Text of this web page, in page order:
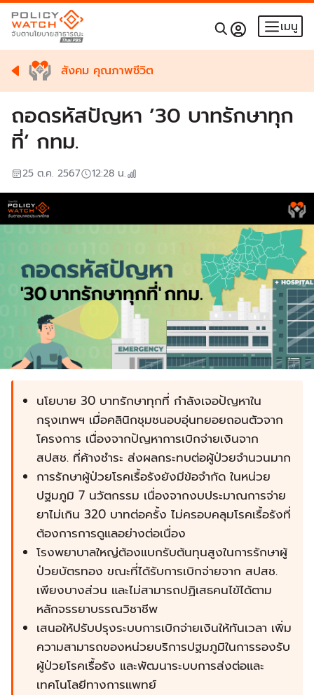
เมนู
สังคม คุณภาพชีวิต
ถอดรหัสปัญหา ’30 บาทรักษาทุก
ที่’ กทม.
25 ต.ค. 2567 12:28 น.
นโยบาย 30 บาทรักษาทุกที่ กำลังเจอปัญหาใน
กรุงเทพฯ เมื่อคลินิกชุมชนอบอุ่นทยอยถอนตัวจาก
โครงการ เนื่องจากปัญหาการเบิกจ่ายเงินจาก
สปสช. ที่ค้างชำระ ส่งผลกระทบต่อผู้ป่วยจำนวนมาก
การรักษาผู้ป่วยโรคเรื้อรังยังมีข้อจำกัด ในหน่วย
ปฐมภูมิ 7 นวัตกรรม เนื่องจากงบประมาณการจ่าย
ยาไม่เกิน 320 บาทต่อครั้ง ไม่ครอบคลุมโรคเรื้อรังที่
ต้องการการดูแลอย่างต่อเนื่อง
โรงพยาบาลใหญ่ต้องแบกรับต้นทุนสูงในการรักษาผู้
ป่วยบัตรทอง ขณะที่ได้รับการเบิกจ่ายจาก สปสช.
เพียงบางส่วน และไม่สามารถปฏิเสธคนไข้ได้ตาม
หลักจรรยาบรรณวิชาชีพ
เสนอให้ปรับปรุงระบบการเบิกจ่ายเงินให้ทันเวลา เพิ่ม
ความสามารถของหน่วยบริการปฐมภูมิในการรองรับ
ผู้ป่วยโรคเรื้อรัง และพัฒนาระบบการส่งต่อและ
เทคโนโลยีทางการแพทย์